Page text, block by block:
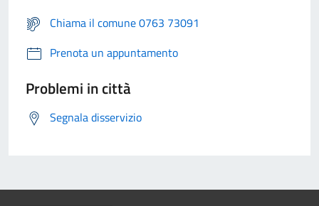
Chiama il comune 0763 73091
Prenota un appuntamento
Problemi in città
Segnala disservizio